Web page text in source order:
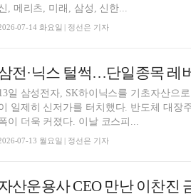
, 메리츠, 미래, 삼성, 신한...
07-14 화요일 | 정선은 기자
전·닉스 털썩…단일종목 레
일 삼성전자, SK하이닉스를 기초자산으
일제히 신저가를 터치했다. 반도체 대장
이 더욱 커졌다. 이날 코스피...
07-13 월요일 | 정선은 기자